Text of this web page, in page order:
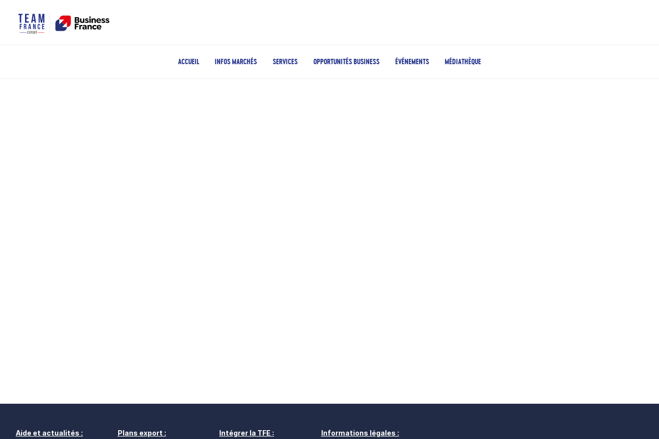
ACCUEIL INFOS MARCHÉS SERVICES OPPORTUNITÉS BUSINESS ÉVÉNEMENTS MÉDIATHÈQUE
Aide et actualités : Plans export : Intégrer la TFE : Informations légales :